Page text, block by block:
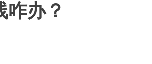
咋办？